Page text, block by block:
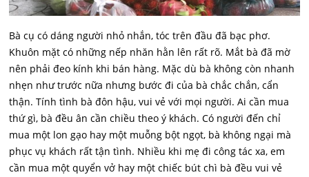
Bà cụ có dáng người nhỏ nhắn, tóc trên đầu đã bạc phơ.
Khuôn mặt có những nếp nhăn hằn lên rất rõ. Mắt bà đã mờ
nên phải đeo kính khi bán hàng. Mặc dù bà không còn nhanh
nhẹn như trước nữa nhưng bước đi của bà chắc chắn, cẩn
thận. Tính tình bà đôn hậu, vui vẻ với mọi người. Ai cần mua
thứ gì, bà đều ân cần chiều theo ý khách. Có người đến chỉ
mua một lon gạo hay một muỗng bột ngọt, bà không ngại mà
phục vụ khách rất tận tình. Nhiều khi mẹ đi công tác xa, em
cần mua một quyển vở hay một chiếc bút chì bà đều vui vẻ